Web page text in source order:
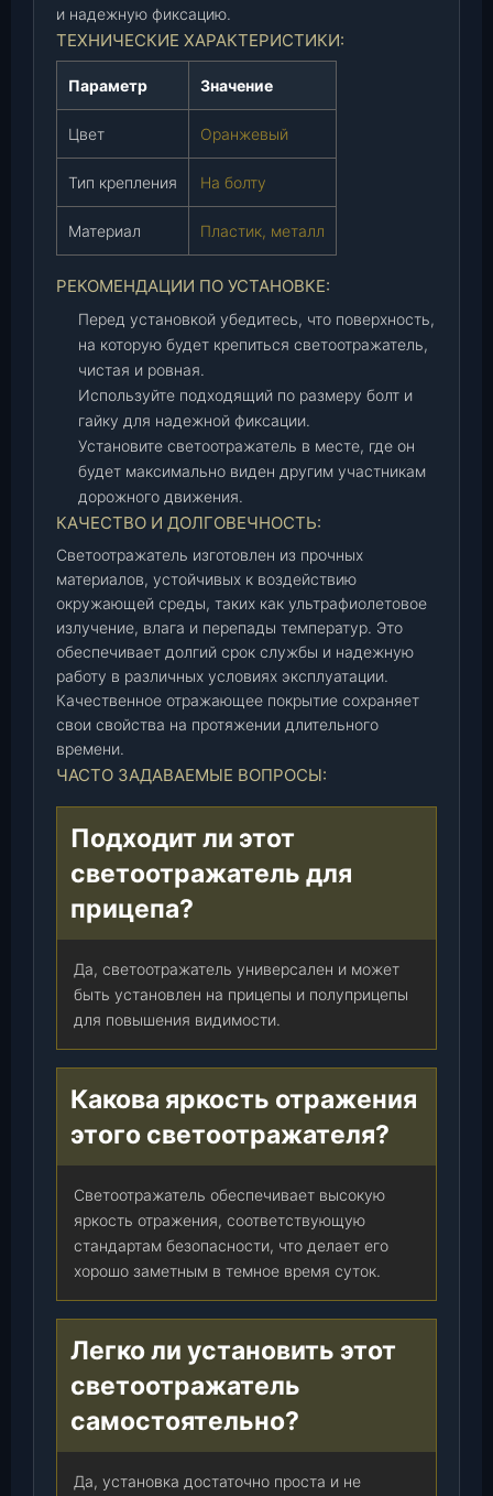
о
р
н
ш
.
и надежную фиксацию.
ТЕХНИЧЕСКИЕ ХАРАКТЕРИСТИКИ:
Параметр Значение
Цвет Оранжевый
Тип крепления На болту
Материал Пластик, металл
РЕКОМЕНДАЦИИ ПО УСТАНОВКЕ:
Перед установкой убедитесь, что поверхность,
на которую будет крепиться светоотражатель,
чистая и ровная.
Используйте подходящий по размеру болт и
гайку для надежной фиксации.
Установите светоотражатель в месте, где он
будет максимально виден другим участникам
дорожного движения.
КАЧЕСТВО И ДОЛГОВЕЧНОСТЬ:
Светоотражатель изготовлен из прочных
материалов, устойчивых к воздействию
окружающей среды, таких как ультрафиолетовое
излучение, влага и перепады температур. Это
обеспечивает долгий срок службы и надежную
работу в различных условиях эксплуатации.
Качественное отражающее покрытие сохраняет
свои свойства на протяжении длительного
времени.
ЧАСТО ЗАДАВАЕМЫЕ ВОПРОСЫ:
Подходит ли этот
светоотражатель для
прицепа?
Да, светоотражатель универсален и может
быть установлен на прицепы и полуприцепы
для повышения видимости.
Какова яркость отражения
этого светоотражателя?
Светоотражатель обеспечивает высокую
яркость отражения, соответствующую
стандартам безопасности, что делает его
хорошо заметным в темное время суток.
Легко ли установить этот
светоотражатель
самостоятельно?
Да, установка достаточно проста и не